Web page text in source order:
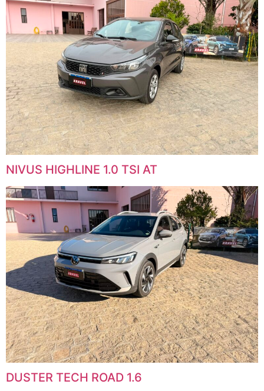
NIVUS HIGHLINE 1.0 TSI AT
DUSTER TECH ROAD 1.6